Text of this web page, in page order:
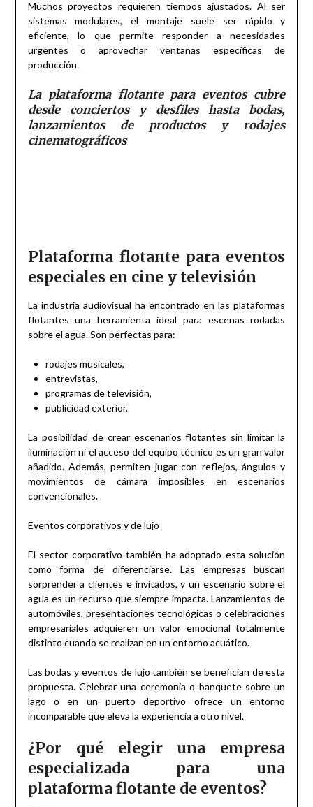
Muchos proyectos requieren tiempos ajustados. Al ser
sistemas modulares, el montaje suele ser rápido y
eficiente, lo que permite responder a necesidades
urgentes o aprovechar ventanas específicas de
producción.
La plataforma flotante para eventos cubre
desde conciertos y desfiles hasta bodas,
lanzamientos de productos y rodajes
cinematográficos
Plataforma flotante para eventos
especiales en cine y televisión
La industria audiovisual ha encontrado en las plataformas
flotantes una herramienta ideal para escenas rodadas
sobre el agua. Son perfectas para:
rodajes musicales,
entrevistas,
programas de televisión,
publicidad exterior.
La posibilidad de crear escenarios flotantes sin limitar la
iluminación ni el acceso del equipo técnico es un gran valor
añadido. Además, permiten jugar con reflejos, ángulos y
movimientos de cámara imposibles en escenarios
convencionales.
Eventos corporativos y de lujo
El sector corporativo también ha adoptado esta solución
como forma de diferenciarse. Las empresas buscan
sorprender a clientes e invitados, y un escenario sobre el
agua es un recurso que siempre impacta. Lanzamientos de
automóviles, presentaciones tecnológicas o celebraciones
empresariales adquieren un valor emocional totalmente
distinto cuando se realizan en un entorno acuático.
Las bodas y eventos de lujo también se benefician de esta
propuesta. Celebrar una ceremonia o banquete sobre un
lago o en un puerto deportivo ofrece un entorno
incomparable que eleva la experiencia a otro nivel.
¿Por qué elegir una empresa
especializada para una
plataforma flotante de eventos?